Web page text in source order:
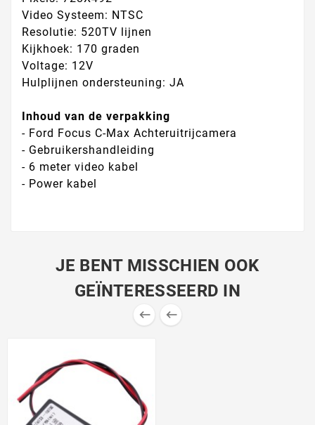
Video Systeem: NTSC
Resolutie: 520TV lijnen
Kijkhoek: 170 graden
Voltage: 12V
Hulplijnen ondersteuning: JA
Inhoud van de verpakking
- Ford Focus C-Max Achteruitrijcamera
- Gebruikershandleiding
- 6 meter video kabel
- Power kabel
JE BENT MISSCHIEN OOK
GEÏNTERESSEERD IN
 